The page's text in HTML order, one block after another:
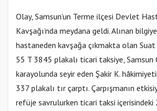
Olay, Samsun’un Terme ilçesi Devlet
Kavşağı’nda meydana geldi. Alınan
hastaneden kavşağa çıkmakta olan Suat
55 T 3845 plakalı ticari taksiye, Samsun
karayolunda seyir eden Şakir K.
337 plakalı tır çarptı. Çarpışmanın
refüje savrulurken ticari taksi içerisindeki